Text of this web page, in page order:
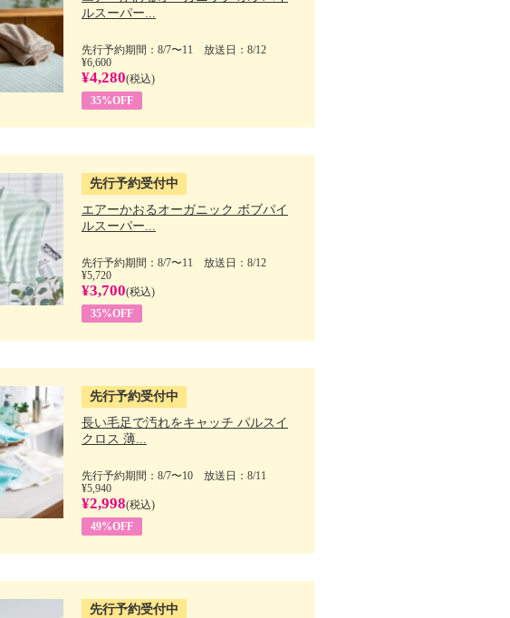
ルスーパー...
先行予約期間：8/7〜11 放送日：8/12
¥6,600
¥4,280(税込)
35%OFF
先行予約受付中
エアーかおるオーガニック ボブパイ
ルスーパー...
先行予約期間：8/7〜11 放送日：8/12
¥5,720
¥3,700(税込)
35%OFF
先行予約受付中
長い毛足で汚れをキャッチ パルスイ
クロス 薄...
先行予約期間：8/7〜10 放送日：8/11
¥5,940
¥2,998(税込)
49%OFF
先行予約受付中